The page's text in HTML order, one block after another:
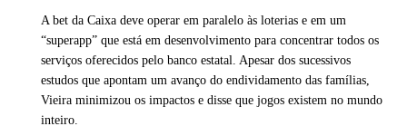
A bet da Caixa deve operar em paralelo às loterias e em um
“superapp” que está em desenvolvimento para concentrar todos os
serviços oferecidos pelo banco estatal. Apesar dos sucessivos
estudos que apontam um avanço do endividamento das famílias,
Vieira minimizou os impactos e disse que jogos existem no mundo
inteiro.